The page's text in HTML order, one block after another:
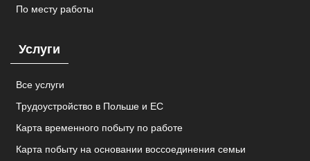
По месту работы
Услуги
Все услуги
Трудоустройство в Польше и ЕС
Карта временного побыту по работе
Карта побыту на основании воссоединения семьи